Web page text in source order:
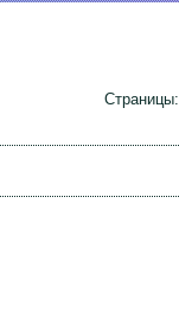
Страницы: